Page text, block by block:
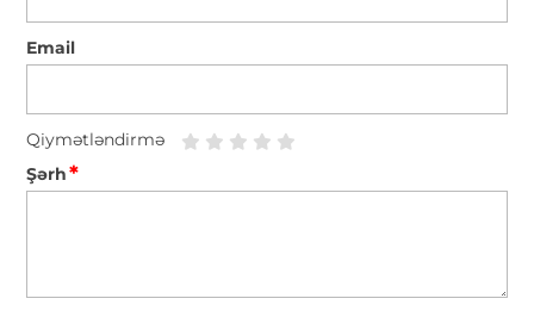
Email
Qiymətləndirmə
Şərh*